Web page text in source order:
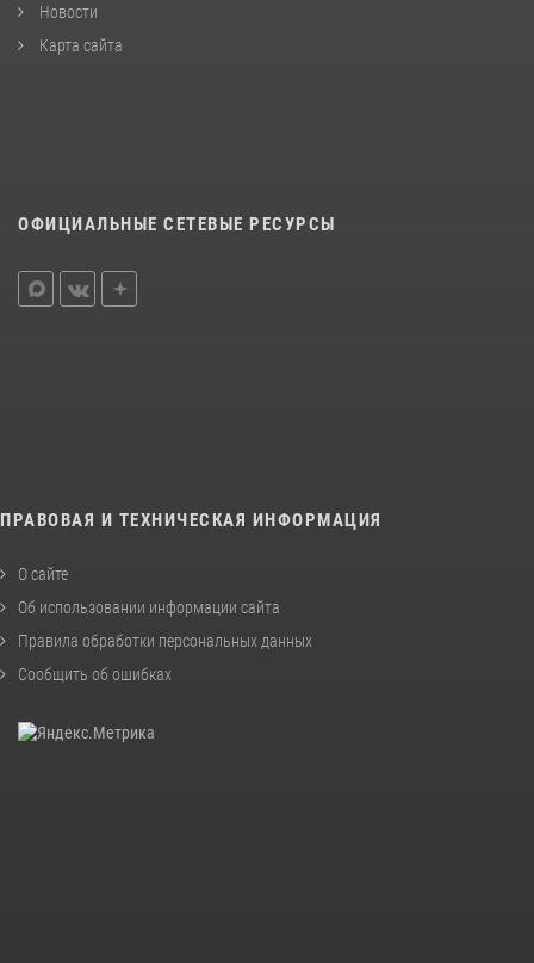
Новости
Карта сайта
ОФИЦИАЛЬНЫЕ СЕТЕВЫЕ РЕСУРСЫ
ПРАВОВАЯ И ТЕХНИЧЕСКАЯ ИНФОРМАЦИЯ
О сайте
Об использовании информации сайта
Правила обработки персональных данных
Сообщить об ошибках